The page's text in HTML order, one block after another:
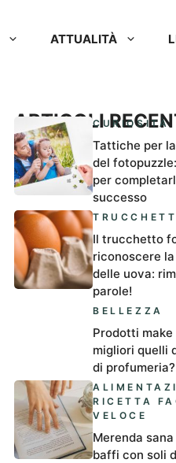
ATTUALITÀ
ARTICOLICURIOSITÀ
Tattiche per
del
per
successo
Il trucchetto
riconoscere
delle uova:
parole!
BELLEZZA
Prodotti make
migliori quelli
di profumeria?
RICETTA
VELOCE
Merenda
baffi con soli